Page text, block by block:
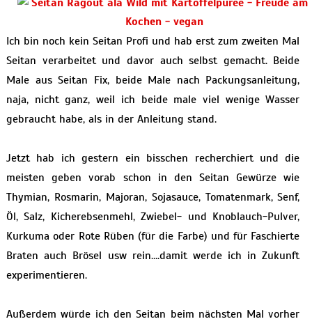
Ich bin noch kein Seitan Profi und hab erst zum zweiten Mal
Seitan verarbeitet und davor auch selbst gemacht. Beide
Male aus Seitan Fix, beide Male nach Packungsanleitung,
naja, nicht ganz, weil ich beide male viel wenige Wasser
gebraucht habe, als in der Anleitung stand.
Jetzt hab ich gestern ein bisschen recherchiert und die
meisten geben vorab schon in den Seitan Gewürze wie
Thymian, Rosmarin, Majoran, Sojasauce, Tomatenmark, Senf,
Öl, Salz, Kicherebsenmehl, Zwiebel- und Knoblauch-Pulver,
Kurkuma oder Rote Rüben (für die Farbe) und für Faschierte
Braten auch Brösel usw rein….damit werde ich in Zukunft
experimentieren.
Außerdem würde ich den Seitan beim nächsten Mal vorher